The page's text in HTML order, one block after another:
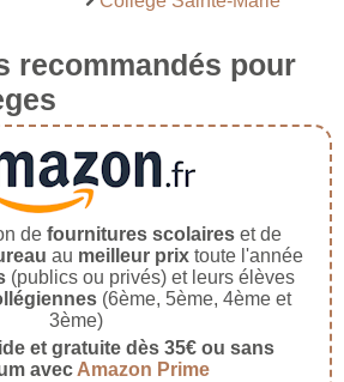
recommandés pour
de fournitures scolaireset de
au meilleur prixtoute l'année
(publics ou privés) et leurs élèves
(6ème, 5ème, 4ème et
3ème)
et gratuite dès 35€ ou sans
avec Amazon Prime